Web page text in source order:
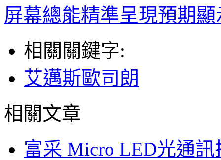
屏幕總能精準呈現預期
相關關鍵字:
艾邁斯歐司朗
相關文章
富采 Micro LED光通